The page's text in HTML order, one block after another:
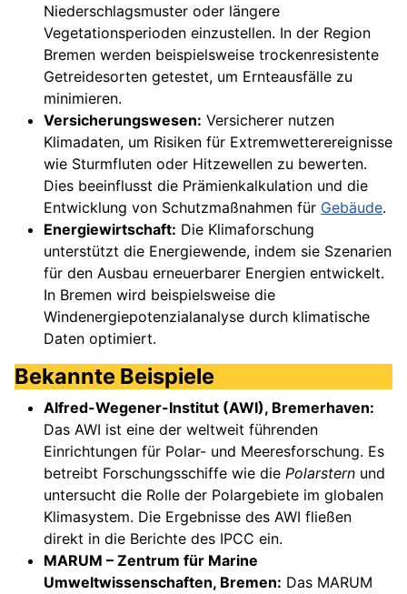
Niederschlagsmuster oder längere
Vegetationsperioden einzustellen. In der Region
Bremen werden beispielsweise trockenresistente
Getreidesorten getestet, um Ernteausfälle zu
minimieren.
Versicherungswesen: Versicherer nutzen
Klimadaten, um Risiken für Extremwetterereignisse
wie Sturmfluten oder Hitzewellen zu bewerten.
Dies beeinflusst die Prämienkalkulation und die
Entwicklung von Schutzmaßnahmen für Gebäude.
Energiewirtschaft: Die Klimaforschung
unterstützt die Energiewende, indem sie Szenarien
für den Ausbau erneuerbarer Energien entwickelt.
In Bremen wird beispielsweise die
Windenergiepotenzialanalyse durch klimatische
Daten optimiert.
Bekannte Beispiele
Alfred-Wegener-Institut (AWI), Bremerhaven:
Das AWI ist eine der weltweit führenden
Einrichtungen für Polar- und Meeresforschung. Es
betreibt Forschungsschiffe wie die Polarstern und
untersucht die Rolle der Polargebiete im globalen
Klimasystem. Die Ergebnisse des AWI fließen
direkt in die Berichte des IPCC ein.
MARUM – Zentrum für Marine
Umweltwissenschaften, Bremen: Das MARUM